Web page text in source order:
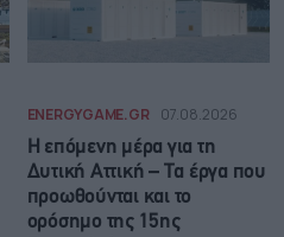
ENERGYGAME.GR 07.08.2026
Η επόμενη μέρα για τη
Δυτική Αττική – Τα έργα που
προωθούνται και το
ορόσημο της 15ης